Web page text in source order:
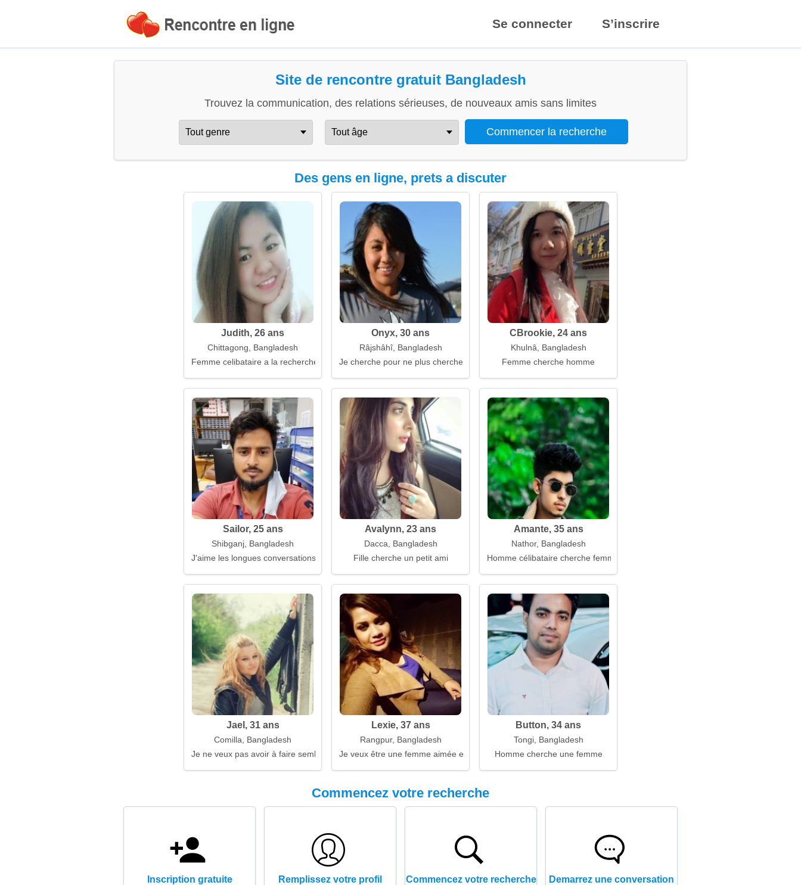
Se connecter S’inscrire
Site de rencontre gratuit Bangladesh
Trouvez la communication, des relations sérieuses, de nouveaux amis sans limites
Des gens en ligne, prets a discuter
Judith, 26 ans
Chittagong, Bangladesh
Femme celibataire a la recherche d'un mari
Onyx, 30 ans
Râjshâhî, Bangladesh
Je cherche pour ne plus chercher
CBrookie, 24 ans
Khulnâ, Bangladesh
Femme cherche homme
Sailor, 25 ans
Shibganj, Bangladesh
J'aime les longues conversations sans masques
Avalynn, 23 ans
Dacca, Bangladesh
Fille cherche un petit ami
Amante, 35 ans
Nathor, Bangladesh
Homme célibataire cherche femme
Jael, 31 ans
Comilla, Bangladesh
Je ne veux pas avoir à faire semblant
Lexie, 37 ans
Rangpur, Bangladesh
Je veux être une femme aimée et nécessaire
Button, 34 ans
Tongi, Bangladesh
Homme cherche une femme
Commencez votre recherche
Inscription gratuite Remplissez votre profil Commencez votre recherche Demarrez une conversation